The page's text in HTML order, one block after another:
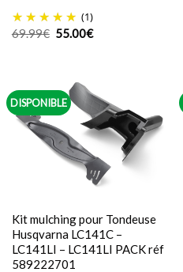
(1)
69.99€ Le
prix
55.00€Le
prix
DISPONIBLE
Kit mulching pour Tondeuse
Husqvarna LC141C –
LC141LI – LC141LI PACK réf
589222701